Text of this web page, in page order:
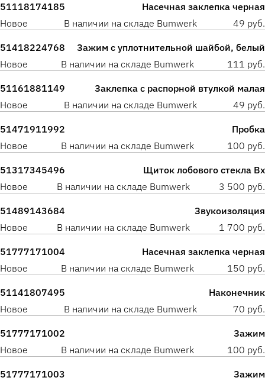
51118174185
Насечная заклепка черная
Новое
В наличии на складе Bumwerk 49 руб.
51418224768
Зажим с уплотнительной шайбой, белый
Новое
В наличии на складе Bumwerk 111 руб.
51161881149
Заклепка с распорной втулкой малая
Новое
В наличии на складе Bumwerk 49 руб.
51471911992
Пробка
Новое
В наличии на складе Bumwerk 100 руб.
51317345496
Щиток лобового стекла Вх
Новое
В наличии на складе Bumwerk 3 500 руб.
51489143684
Звукоизоляция
Новое
В наличии на складе Bumwerk 1 700 руб.
51777171004
Насечная заклепка черная
Новое
В наличии на складе Bumwerk 150 руб.
51141807495
Наконечник
Новое
В наличии на складе Bumwerk 70 руб.
51777171002
Зажим
Новое
В наличии на складе Bumwerk 100 руб.
51777171003
Зажим